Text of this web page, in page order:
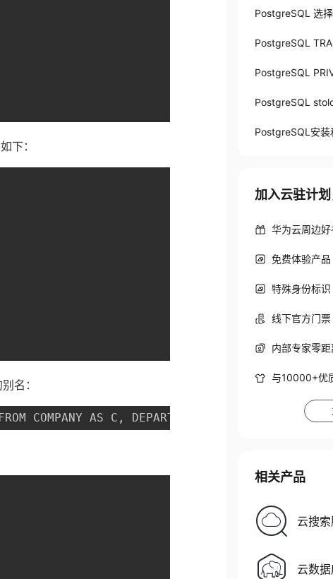
下：
名：
COMPANY AS C, DEPARTMENT AS D WHERE  C.ID
PostgreSQL 选
PostgreSQL
PostgreSQL
PostgreSQL
PostgreSQL安装
加入云驻计
华为云周边好
免费体验产品
特殊身份标识
线下官方门票
内部专家零距
与10000+优
相关产品
云搜
云数